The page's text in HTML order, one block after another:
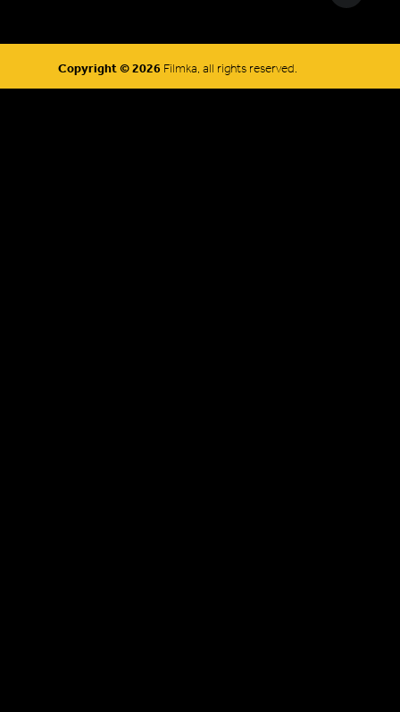
Copyright © 2026 Filmka, all rights reserved.